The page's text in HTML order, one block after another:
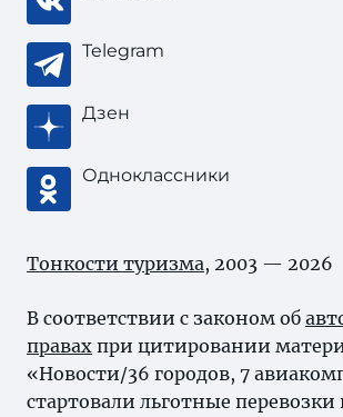
Telegram
Дзен
Одноклассники
Тонкости туризма, 2003 — 2026
В соответствии с законом об
правах при цитировании
«Новости/36 городов, 7
стартовали льготные